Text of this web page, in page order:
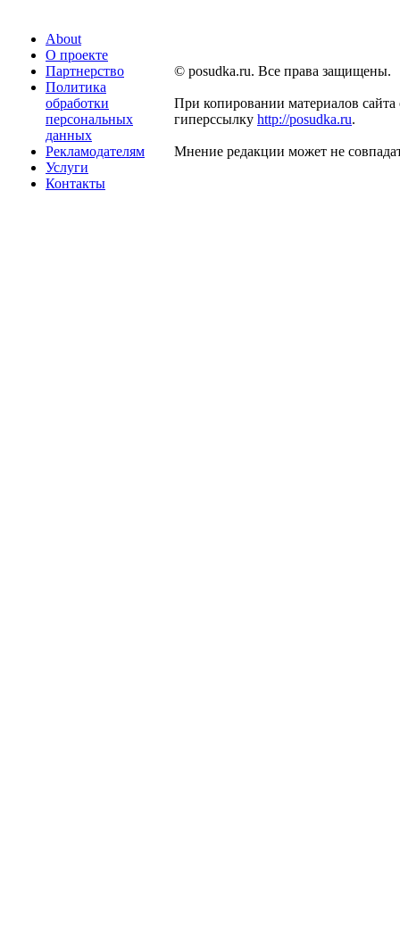
About
О проекте
Партнерство
Политика
обработки
персональных
данных
Рекламодателям
Услуги
Контакты
© posudka.ru. Все права защищены.
При копировании материалов сайта
гиперссылку http://posudka.ru.
Мнение редакции может не